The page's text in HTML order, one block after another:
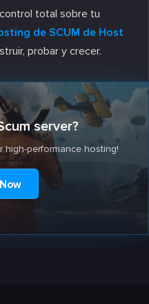
total sobre tu
de SCUM de Host
probar y crecer.
server?
high-performance hosting!